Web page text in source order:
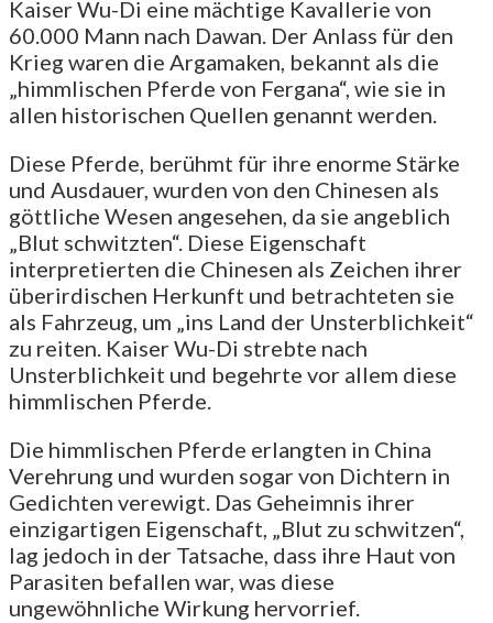
Kaiser Wu-Di eine mächtige Kavallerie von
60.000 Mann nach Dawan. Der Anlass für den
Krieg waren die Argamaken, bekannt als die
„himmlischen Pferde von Fergana“, wie sie in
allen historischen Quellen genannt werden.
Diese Pferde, berühmt für ihre enorme Stärke
und Ausdauer, wurden von den Chinesen als
göttliche Wesen angesehen, da sie angeblich
„Blut schwitzten“. Diese Eigenschaft
interpretierten die Chinesen als Zeichen ihrer
überirdischen Herkunft und betrachteten sie
als Fahrzeug, um „ins Land der Unsterblichkeit“
zu reiten. Kaiser Wu-Di strebte nach
Unsterblichkeit und begehrte vor allem diese
himmlischen Pferde.
Die himmlischen Pferde erlangten in China
Verehrung und wurden sogar von Dichtern in
Gedichten verewigt. Das Geheimnis ihrer
einzigartigen Eigenschaft, „Blut zu schwitzen“,
lag jedoch in der Tatsache, dass ihre Haut von
Parasiten befallen war, was diese
ungewöhnliche Wirkung hervorrief.